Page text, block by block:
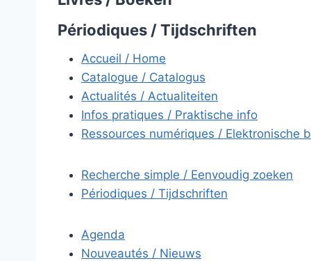
Périodiques / Tijdschriften
Accueil / Home
Catalogue / Catalogus
Actualités / Actualiteiten
Infos pratiques / Praktische info
Ressources numériques / Elektronische
Recherche simple / Eenvoudig zoeken
Périodiques / Tijdschriften
Agenda
Nouveautés / Nieuws